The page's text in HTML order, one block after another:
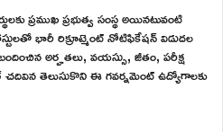
ప్రముఖ ప్రభుత్వ సంస్థ అయినటువంటి
భారీ రిక్రూట్మెంట్ నోటిఫికేషన్ విడుదల
అర్హతలు, వయస్సు, జీతం, పరీక్ష
చదివిన తెలుసుకొని ఈ గవర్నమెంట్ ఉద్యోగాలకు